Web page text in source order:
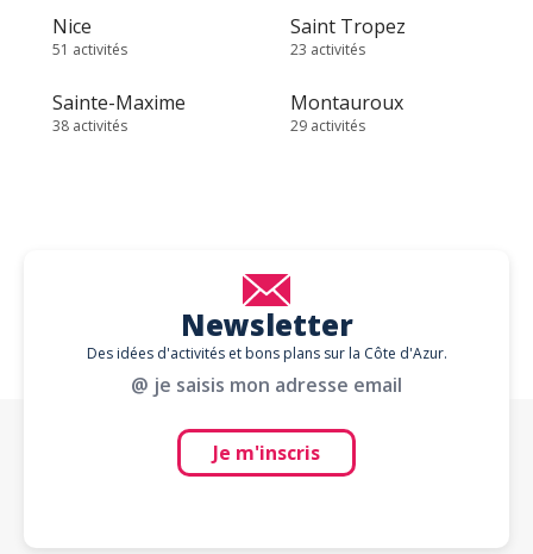
Nice
51 activités
Saint Tropez
23 activités
Sainte-Maxime
38 activités
Montauroux
29 activités
Newsletter
Des idées d'activités et bons plans sur la Côte d'Azur.
@ je saisis mon adresse email
Je m'inscris